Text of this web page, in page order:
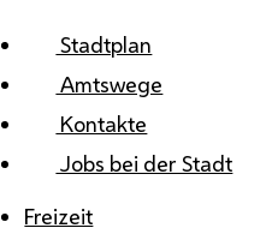
Stadtplan
Amtswege
Kontakte
Jobs bei der Stadt
Freizeit